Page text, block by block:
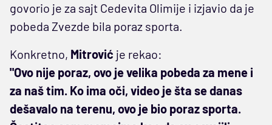
govorio je za sajt Cedevita Olimije i izjavio da je
pobeda Zvezde bila poraz sporta.
Konkretno, Mitrović je rekao:
"Ovo nije poraz, ovo je velika pobeda za mene i
za naš tim. Ko ima oči, video je šta se danas
dešavalo na terenu, ovo je bio poraz sporta.